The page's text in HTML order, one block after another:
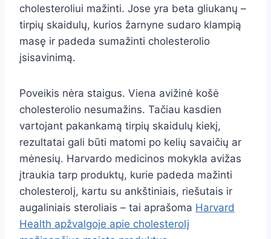
cholesteroliui mažinti. Jose yra beta gliukanų –
tirpių skaidulų, kurios žarnyne sudaro klampią
masę ir padeda sumažinti cholesterolio
įsisavinimą.
Poveikis nėra staigus. Viena avižinė košė
cholesterolio nesumažins. Tačiau kasdien
vartojant pakankamą tirpių skaidulų kiekį,
rezultatai gali būti matomi po kelių savaičių ar
mėnesių. Harvardo medicinos mokykla avižas
įtraukia tarp produktų, kurie padeda mažinti
cholesterolį, kartu su ankštiniais, riešutais ir
augaliniais steroliais – tai aprašoma Harvard
Health apžvalgoje apie cholesterolį